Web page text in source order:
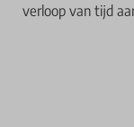
verloop van tijd